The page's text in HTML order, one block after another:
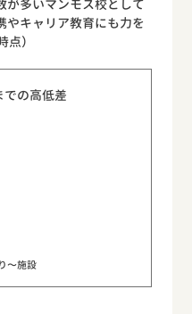
が多いマンモス校として
やキャリア教育にも力を
）
の高低差
〜施設